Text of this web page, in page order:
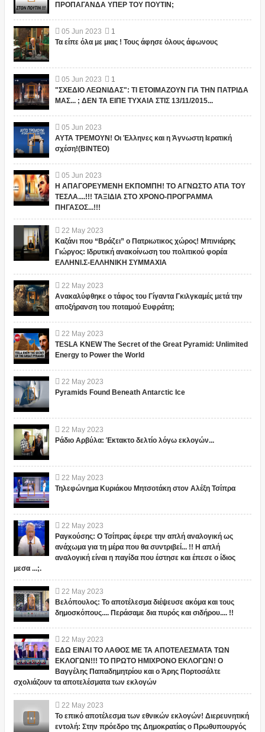
ΠΡΟΠΑΓΑΝΔΑ ΥΠΕΡ ΤΟΥ ΠΟΥΤΙΝ;
05 Jun 2023
1
Τα είπε όλα με μιας ! Τους άφησε όλους άφωνους
05 Jun 2023
1
"ΣΧΕΔΙΟ ΛΕΩΝΙΔΑΣ": ΤΙ ΕΤΟΙΜΑΖΟΥΝ ΓΙΑ ΤΗΝ ΠΑΤΡΙΔΑ
ΜΑΣ... ; ΔΕΝ ΤΑ ΕΙΠΕ ΤΥΧΑΙΑ ΣΤΙΣ 13/11/2015...
05 Jun 2023
ΑΥΤΑ ΤΡΕΜΟΥΝ! Οι Έλληνες και η Άγνωστη Ιερατική
σχέση!(ΒΙΝΤΕΟ)
05 Jun 2023
Η ΑΠΑΓΟΡΕΥΜΕΝΗ ΕΚΠΟΜΠΗ! ΤΟ ΑΓΝΩΣΤΟ ΑΤΙΑ ΤΟΥ
ΤΕΣΛΑ....!!! ΤΑΞΙΔΙΑ ΣΤΟ ΧΡΟΝΟ-ΠΡΟΓΡΑΜΜΑ
ΠΗΓΑΣΟΣ...!!!
22 May 2023
Καζάνι που “Βράζει” ο Πατριωτικος χώρος! Μπινιάρης
Γιώργος: Ιδρυτική ανακοίνωση του πολιτικού φορέα
ΕΛΛΗΝΙ.Σ-ΕΛΛΗΝΙΚΗ ΣΥΜΜΑΧΙΑ
22 May 2023
Ανακαλύφθηκε ο τάφος του Γίγαντα Γκιλγκαμές μετά την
αποξήρανση του ποταμού Ευφράτη;
22 May 2023
TESLA KNEW The Secret of the Great Pyramid: Unlimited
Energy to Power the World
22 May 2023
Pyramids Found Beneath Antarctic Ice
22 May 2023
Ράδιο Αρβύλα: Έκτακτο δελτίο λόγω εκλογών...
22 May 2023
Τηλεφώνημα Κυριάκου Μητσοτάκη στον Αλέξη Τσίπρα
22 May 2023
Ραγκούσης: Ο Τσίπρας έφερε την απλή αναλογική ως
ανάχωμα για τη μέρα που θα συντριβεί... !! Η απλή
αναλογική είναι η παγίδα που έστησε και έπεσε ο ίδιος
μεσα ...;.
22 May 2023
Βελόπουλος: Το αποτέλεσμα διέψευσε ακόμα και τους
δημοσκόπους.... Περάσαμε δια πυρός και σιδήρου.... !!
22 May 2023
ΕΔΩ ΕΙΝΑΙ ΤΟ ΛΑΘΟΣ ΜΕ ΤΑ ΑΠΟΤΕΛΕΣΜΑΤΑ ΤΩΝ
ΕΚΛΟΓΩΝ!!! ΤΟ ΠΡΩΤΟ ΗΜΙΧΡΟΝΟ ΕΚΛΟΓΩΝ! Ο
Βαγγέλης Παπαδημητρίου και ο Άρης Πορτοσάλτε
σχολιάζουν τα αποτελέσματα των εκλογών
22 May 2023
Το επικό αποτέλεσμα των εθνικών εκλογών! Διερευνητική
εντολή: Στην πρόεδρο της Δημοκρατίας ο Πρωθυπουργός